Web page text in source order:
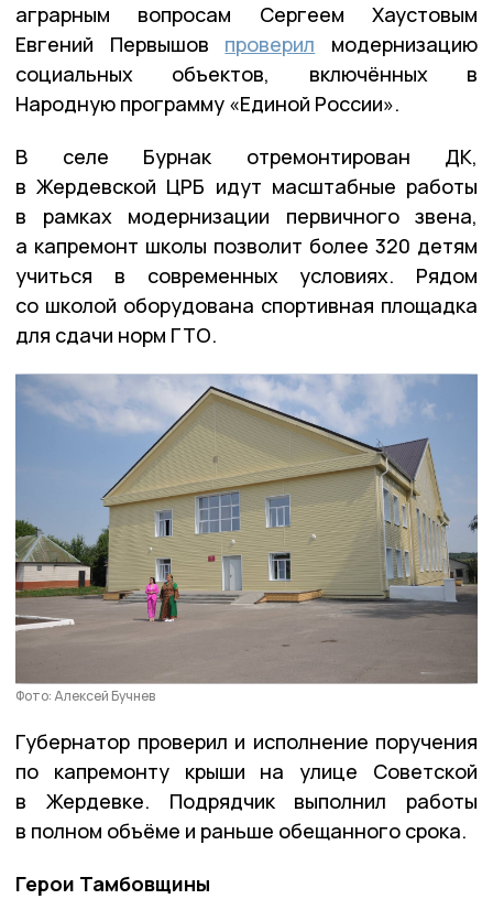
аграрным вопросам Сергеем Хаустовым
Евгений Первышов проверил модернизацию
социальных объектов, включённых в
Народную программу «Единой России».
В селе Бурнак отремонтирован ДК,
в Жердевской ЦРБ идут масштабные работы
в рамках модернизации первичного звена,
а капремонт школы позволит более 320 детям
учиться в современных условиях. Рядом
со школой оборудована спортивная площадка
для сдачи норм ГТО.
Фото: Алексей Бучнев
Губернатор проверил и исполнение поручения
по капремонту крыши на улице Советской
в Жердевке. Подрядчик выполнил работы
в полном объёме и раньше обещанного срока.
Герои Тамбовщины